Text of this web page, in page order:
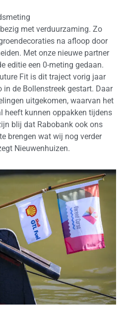
met verduurzaming. Zo
na afloop door
Met onze nieuwe partner
editie een 0-meting gedaan.
Fit is dit traject vorig jaar
de Bollenstreek gestart. Daar
uitgekomen, waarvan het
heeft kunnen oppakken tijdens
blij dat Rabobank ook ons
brengen wat wij nog verder
Nieuwenhuizen.